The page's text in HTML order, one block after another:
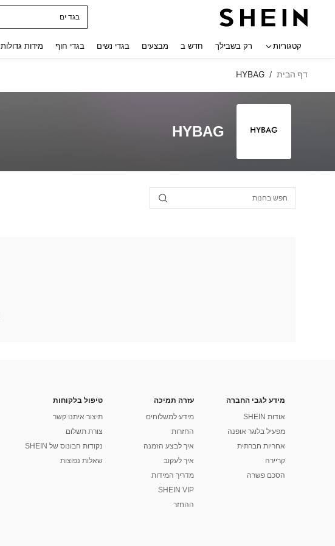
בגד ים
קטגוריות רק בשבילך חדש ב מבצעים בגדי נשים בגדי חוף מידות גדולות
דף הבית /
HYBAG
HYBAG
מידע לגבי החברה
אודות SHEIN
מפעיל בלוגר אופנה
אחריות חברתית
קריירה
הסכם פשרה
עזרה תמיכה
מידע למשלוחים
החזרות
איך לבצע הזמנה
איך לעקוב
מדריך המידות
SHEIN VIP
ההחזר
טיפול בלקוחות
תיצור איתנו קשר
צורת תשלום
נקודות הבונוס של SHEIN
שאלות נפוצות